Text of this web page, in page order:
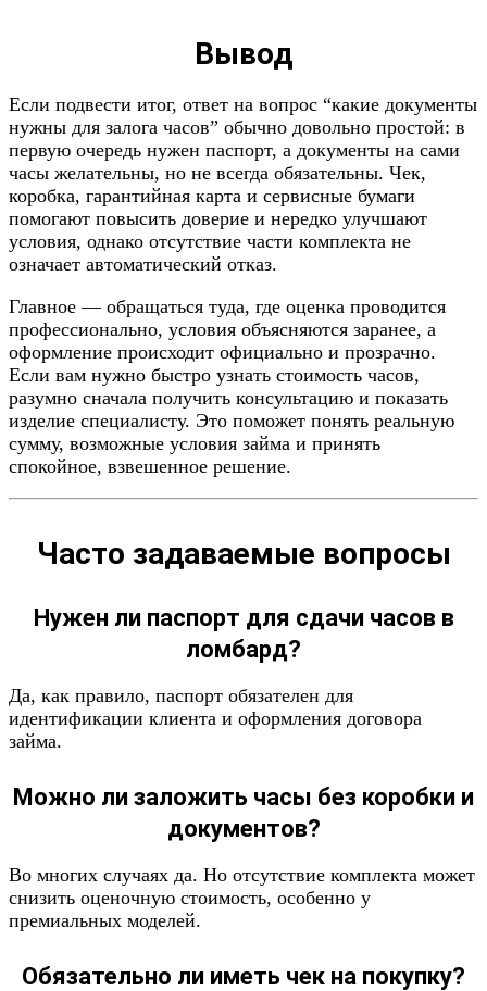
Вывод
Если подвести итог, ответ на вопрос “какие документы
нужны для залога часов” обычно довольно простой: в
первую очередь нужен паспорт, а документы на сами
часы желательны, но не всегда обязательны. Чек,
коробка, гарантийная карта и сервисные бумаги
помогают повысить доверие и нередко улучшают
условия, однако отсутствие части комплекта не
означает автоматический отказ.
Главное — обращаться туда, где оценка проводится
профессионально, условия объясняются заранее, а
оформление происходит официально и прозрачно.
Если вам нужно быстро узнать стоимость часов,
разумно сначала получить консультацию и показать
изделие специалисту. Это поможет понять реальную
сумму, возможные условия займа и принять
спокойное, взвешенное решение.
Часто задаваемые вопросы
Нужен ли паспорт для сдачи часов в
ломбард?
Да, как правило, паспорт обязателен для
идентификации клиента и оформления договора
займа.
Можно ли заложить часы без коробки и
документов?
Во многих случаях да. Но отсутствие комплекта может
снизить оценочную стоимость, особенно у
премиальных моделей.
Обязательно ли иметь чек на покупку?